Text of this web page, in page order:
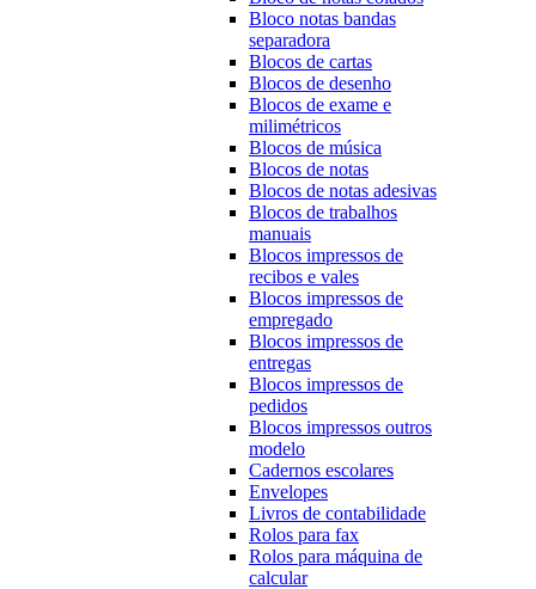
Bloco notas bandas
separadora
Blocos de cartas
Blocos de desenho
Blocos de exame e
milimétricos
Blocos de música
Blocos de notas
Blocos de notas adesivas
Blocos de trabalhos
manuais
Blocos impressos de
recibos e vales
Blocos impressos de
empregado
Blocos impressos de
entregas
Blocos impressos de
pedidos
Blocos impressos outros
modelo
Cadernos escolares
Envelopes
Livros de contabilidade
Rolos para fax
Rolos para máquina de
calcular